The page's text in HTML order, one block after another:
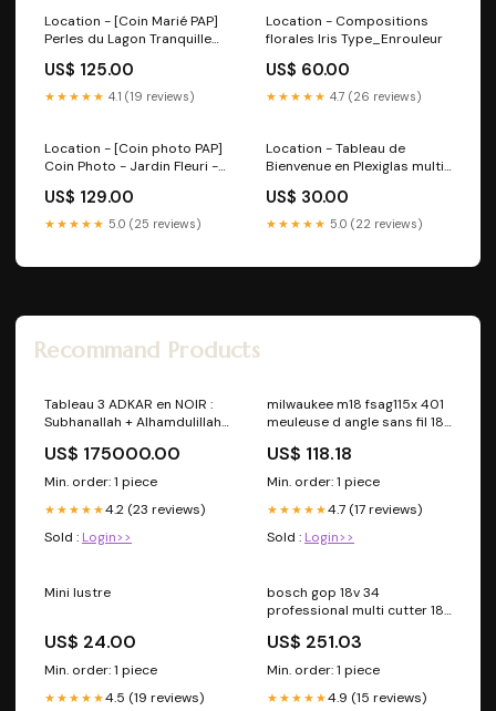
Location - [Coin Marié PAP]
Perles du Lagon Tranquille
podium
US$ 125.00
★★★★★ 4.1 (19 reviews)
Location - Compositions
florales Iris Type_Enrouleur
US$ 60.00
★★★★★ 4.7 (26 reviews)
Location - [Coin photo PAP]
Coin Photo - Jardin Fleuri -
blanches Type_Radiateur
US$ 129.00
★★★★★ 5.0 (25 reviews)
Location - Tableau de
Bienvenue en Plexiglas multi
50cm diamètre
US$ 30.00
★★★★★ 5.0 (22 reviews)
Recommand Products
Tableau 3 ADKAR en NOIR :
Subhanallah + Alhamdulillah
US$ 175000.00
Min. order: 1 piece
★★★★★4.2 (23 reviews)
Sold : Login>>
milwaukee m18 fsag115x 401
meuleuse d angle sans fil 18
batterie 4 0 ah sans
chargeur C - B-Ware [30%]
US$ 118.18
Min. order: 1 piece
★★★★★4.7 (17 reviews)
Sold : Login>>
Mini lustre
US$ 24.00
Min. order: 1 piece
★★★★★4.5 (19 reviews)
bosch gop 18v 34
professional multi cutter 18
procore 5 5 ah chargeur C -
c.geyer
US$ 251.03
Min. order: 1 piece
★★★★★4.9 (15 reviews)